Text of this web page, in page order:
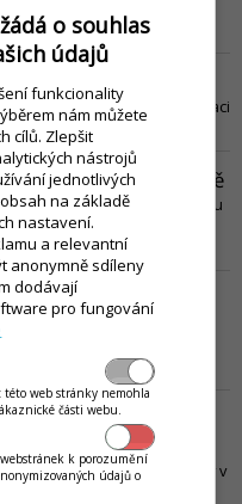
externího displeje v aplikaci
na skladové kartě
karet, které se již nebudou
je není možné vymazat.
důležité informace a
inventurou, jako i samotný
v iKelp POS
(stornování) celé účtenky v
o souhlas
údajů
funkcionality
nám můžete
cílů. Zlepšit
nástrojů
jednotlivých
na základě
nastavení.
a relevantní
anonymně sdíleny
dodávají
pro fungování
web stránky nemohla
části webu.
k porozumění
údajů o